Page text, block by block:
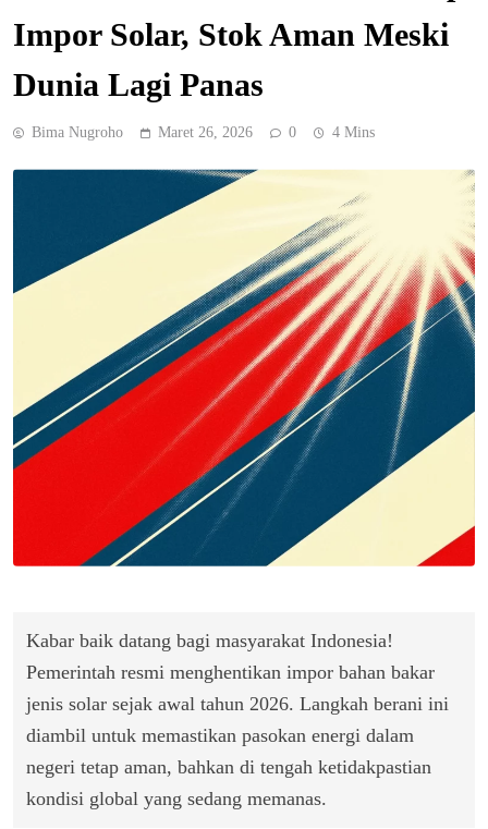
Impor Solar, Stok Aman Meski
Dunia Lagi Panas
Bima Nugroho Maret 26, 2026 0 4 Mins
Kabar baik datang bagi masyarakat Indonesia!
Pemerintah resmi menghentikan impor bahan bakar
jenis solar sejak awal tahun 2026. Langkah berani ini
diambil untuk memastikan pasokan energi dalam
negeri tetap aman, bahkan di tengah ketidakpastian
kondisi global yang sedang memanas.